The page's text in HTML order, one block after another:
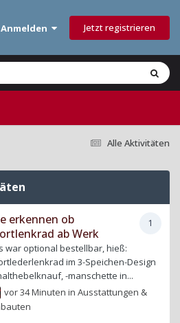
Jetzt registrieren
Alle Aktivitäten
1
erkennen ob
ab Werk
war optional bestellbar, hieß:
im 3-Speichen-Design
-manschette in...
vor 34 MinuteninAusstattungen &